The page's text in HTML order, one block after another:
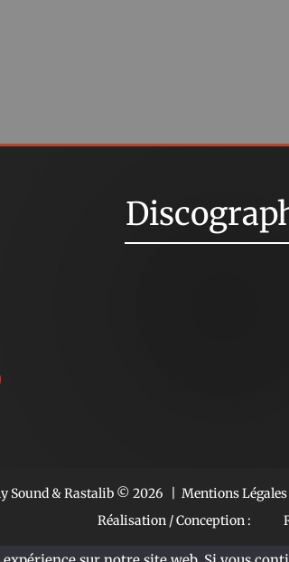
Sound & Rastalib © 2026 Mentions Légales
Réalisation / Conception :